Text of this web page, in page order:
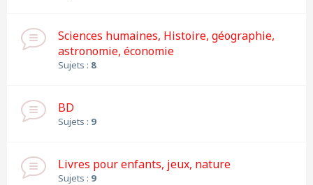
Sciences humaines, Histoire, géographie,
astronomie, économie
Sujets : 8
BD
Sujets : 9
Livres pour enfants, jeux, nature
Sujets : 9